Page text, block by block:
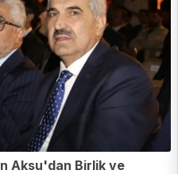
Aksu'dan Birlik ve